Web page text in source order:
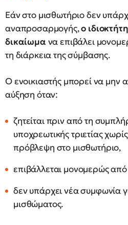
Εάν στο μισθωτήριο δεν
αναπροσαρμογής,ο
δικαίωμα να επιβάλει
τη διάρκεια της σύμβασης.
Ο ενοικιαστής μπορεί να μην
αύξηση όταν:
ζητείται πριν από τη
υποχρεωτικής τριετίας
πρόβλεψη στο μισθωτήριο,
επιβάλλεται μονομερώς από
δεν υπάρχει νέα συμφωνία
μισθώματος.